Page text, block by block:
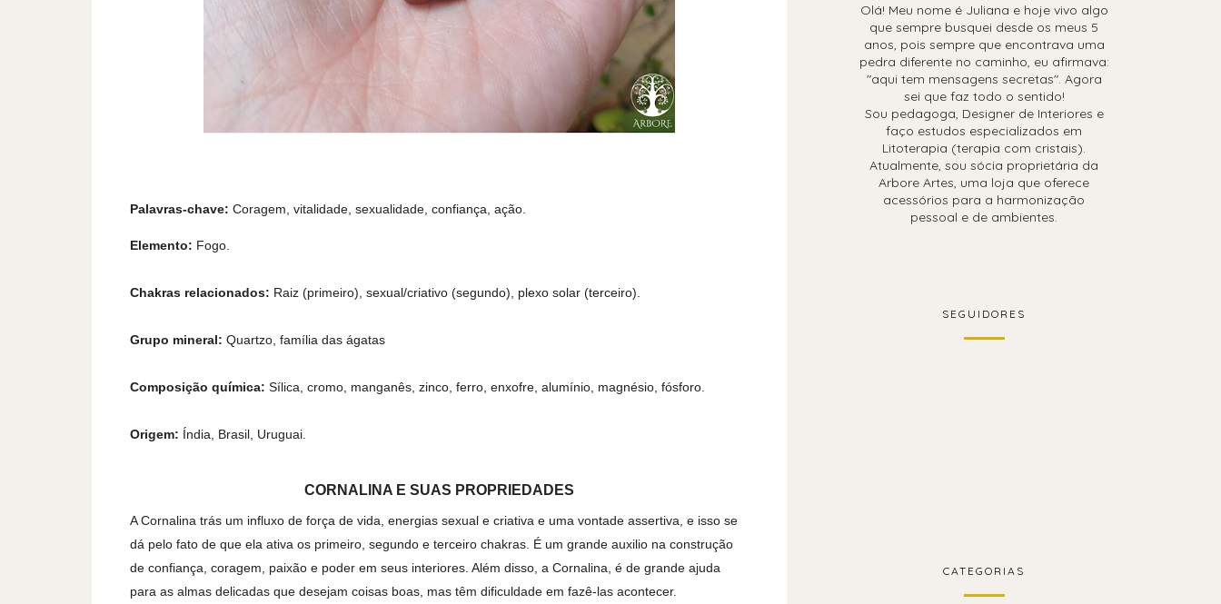
Palavras-chave: Coragem, vitalidade, sexualidade, confiança, ação.
Elemento: Fogo.
Chakras relacionados: Raiz (primeiro), sexual/criativo (segundo), plexo solar (terceiro).
Grupo mineral: Quartzo, família das ágatas
Composição química: Sílica, cromo, manganês, zinco, ferro, enxofre, alumínio, magnésio, fósforo.
Origem: Índia, Brasil, Uruguai.
CORNALINA E SUAS PROPRIEDADES
A Cornalina trás um influxo de força de vida, energias sexual e criativa e uma vontade assertiva, e isso se
dá pelo fato de que ela ativa os primeiro, segundo e terceiro chakras. É um grande auxilio na construção
de confiança, coragem, paixão e poder em seus interiores. Além disso, a Cornalina, é de grande ajuda
para as almas delicadas que desejam coisas boas, mas têm dificuldade em fazê-las acontecer.
Olá! Meu nome é Juliana e hoje vivo algo
que sempre busquei desde os meus 5
anos, pois sempre que encontrava uma
pedra diferente no caminho, eu afirmava:
"aqui tem mensagens secretas". Agora
sei que faz todo o sentido!
Sou pedagoga, Designer de Interiores e
faço estudos especializados em
Litoterapia (terapia com cristais).
Atualmente, sou sócia proprietária da
Arbore Artes, uma loja que oferece
acessórios para a harmonização
pessoal e de ambientes.
SEGUIDORES
CATEGORIAS